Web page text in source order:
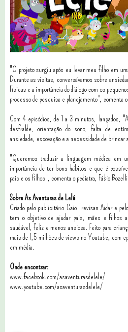
"O projeto surgiu após eu levar meu filho em
Durante as visitas, conversávamos sobre
físicas e a importância do diálogo com os
processo de pesquisa e planejamento", comenta
Com 4 episódios, de 1 a 3 minutos, lançados,
desfralde, orientação do sono, falta de
ansiedade, escovação e a necessidade de brincar
"Queremos traduzir a linguagem médica em
importância de ter bons hábitos e que é
pais e os filhos", comenta o pediatra, Fábio
Sobre As Aventuras de Lelé
Criado pelo publicitário Caio Trevisan Aidar e
tem o objetivo de ajudar pais, mães e filhos
saudável, feliz e menos ansiosa. Feito para
mais de 1,5 milhões de views no Youtube, com
em média.
Onde encontrar:
www.facebook.com/asaventurasdelele/
www.youtube.com/asaventurasdelele/